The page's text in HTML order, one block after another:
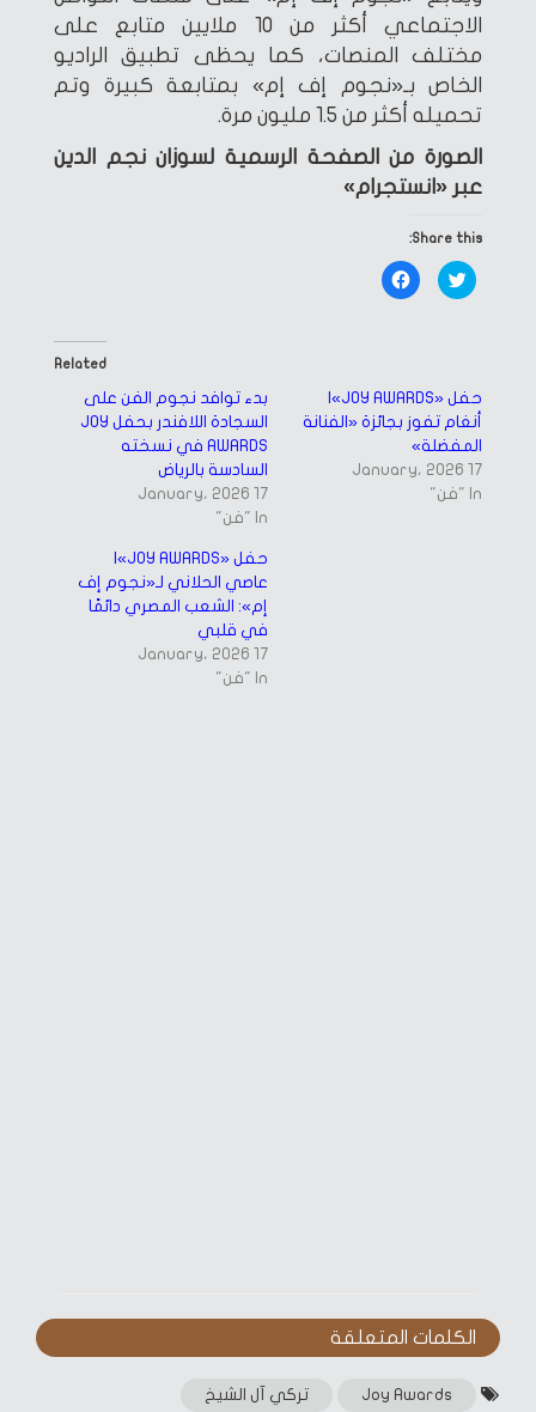
الاجتماعي أكثر من 10 ملايين متابع على
مختلف المنصات، كما يحظى تطبيق الراديو
الخاص بـ«نجوم إف إم» بمتابعة كبيرة وتم
تحميله أكثر من 1.5 مليون مرة.
الصورة من الصفحة الرسمية لسوزان نجم الدين
عبر «انستجرام»
Share this:
Click
to
share
window)
Click
to
window)
Related
بدء توافد نجوم الفن على
السجادة اللافندر بحفل JOY
AWARDS في نسخته
السادسة بالرياض
17 January، 2026
In "فن"
حفل «JOY AWARDS»|
أنغام تفوز بجائزة «الفنانة
المفضلة»
17 January، 2026
In "فن"
حفل «JOY AWARDS»|
عاصي الحلاني لـ«نجوم إف
إم»: الشعب المصري دائمًا
في قلبي
17 January، 2026
In "فن"
الكلمات المتعلقة‎
Joy Awards تركي آل الشيخ